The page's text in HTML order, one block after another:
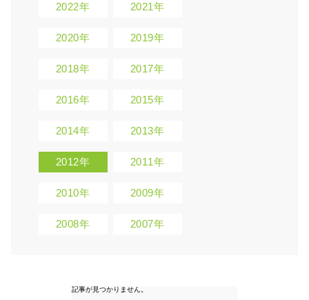
2022年 2021年
2020年 2019年
2018年 2017年
2016年 2015年
2014年 2013年
2012年 2011年
2010年 2009年
2008年 2007年
記事が見つかりません。